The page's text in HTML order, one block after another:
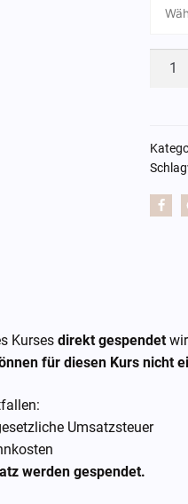
Kursesdirekt gespendet
für diesen Kurs nicht
Umsatzsteuer
werden gespendet.